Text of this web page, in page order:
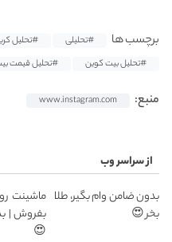
برچسب ها #تحلیلی #تحلیل
#تحلیل بیت کوین
#تحلیل قیمت
منبع: www.instagram.com
از سراسر وب
بدون ضامن وام بگیر، طلا
بخر 😍
ماشینت
بفروش |
😍